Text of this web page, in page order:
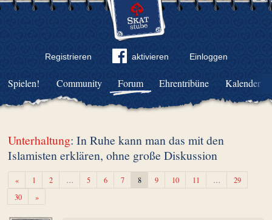
Registrieren aktivieren Einloggen
Community Forum Ehrentribüne Kalender
Spielen!
Unterhaltung: In Ruhe kann man das mit den
Islamisten erklären, ohne große Diskussion
«Zurück1 2 … 5 6 7 8 9 10 11 …
29
30
»Weiter